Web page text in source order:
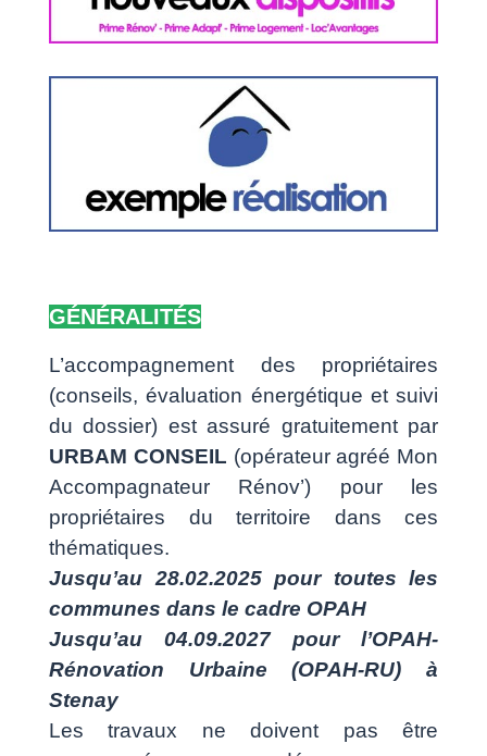
GÉNÉRALITÉS
L’accompagnement des propriétaires
(conseils, évaluation énergétique et suivi
du dossier) est assuré gratuitement par
URBAM CONSEIL (opérateur agréé Mon
Accompagnateur Rénov’) pour les
propriétaires du territoire dans ces
thématiques.
Jusqu’au 28.02.2025 pour toutes les
communes dans le cadre OPAH
Jusqu’au 04.09.2027 pour l’OPAH-
Rénovation Urbaine (OPAH-RU) à
Stenay
Les travaux ne doivent pas être